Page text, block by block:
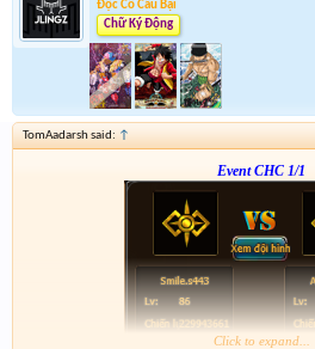
Độc Cô Cầu Bại
Chữ Ký Động
TomAadarsh said: ↑
Event CHC 1/1
Click to expand...